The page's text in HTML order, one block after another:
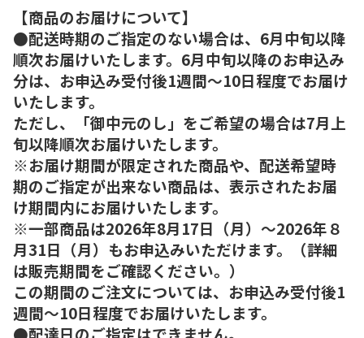
【商品のお届けについて】
●配送時期のご指定のない場合は、6月中旬以降
順次お届けいたします。6月中旬以降のお申込み
分は、お申込み受付後1週間～10日程度でお届け
いたします。
ただし、「御中元のし」をご希望の場合は7月上
旬以降順次お届けいたします。
※お届け期間が限定された商品や、配送希望時
期のご指定が出来ない商品は、表示されたお届
け期間内にお届けいたします。
※一部商品は2026年8月17日（月）～2026年８
月31日（月）もお申込みいただけます。（詳細
は販売期間をご確認ください。）
この期間のご注文については、お申込み受付後1
週間～10日程度でお届けいたします。
●配達日のご指定はできません。